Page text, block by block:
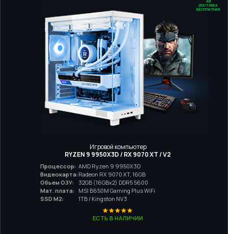
ДОСТАВКА
БЕСПЛАТНАЯ
Игровой компьютер
RYZEN 9 9950X3D / RX 9070 XT / V2
Процессор: AMD Ryzen 9 9950X3D
Видеокарта: Radeon RX 9070 XT, 16GB
Обьем ОЗУ:
32GB (16GBx2) DDR5 5600
Мат. плата:
MSI B650M Gaming Plus WiFi
SSD M2:
1TB / Kingston NV3
ЕСТЬ В НАЛИЧИИ